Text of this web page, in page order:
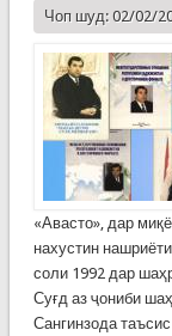
Чоп шуд: 02/02/
«Авасто», дар
нахустин
соли 1992 дар
Суғд аз ҷониби
Сангинзода